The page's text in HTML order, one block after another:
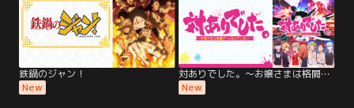
鉄鍋のジャン！
New
対ありでした。～お嬢さまは格闘ゲームなんてしない～
New